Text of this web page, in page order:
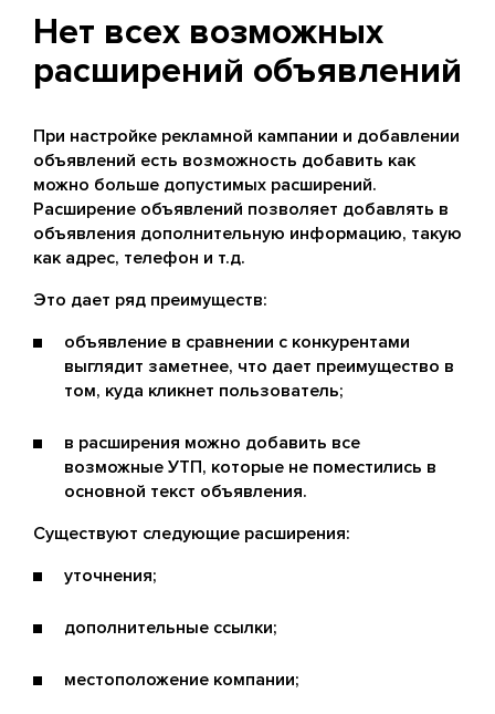
Нет всех возможных
расширений объявлений
При настройке рекламной кампании и добавлении
объявлений есть возможность добавить как
можно больше допустимых расширений.
Расширение объявлений позволяет добавлять в
объявления дополнительную информацию, такую
как адрес, телефон и т.д.
Это дает ряд преимуществ:
объявление в сравнении с конкурентами
выглядит заметнее, что дает преимущество в
том, куда кликнет пользователь;
в расширения можно добавить все
возможные УТП, которые не поместились в
основной текст объявления.
Существуют следующие расширения:
уточнения;
дополнительные ссылки;
местоположение компании;